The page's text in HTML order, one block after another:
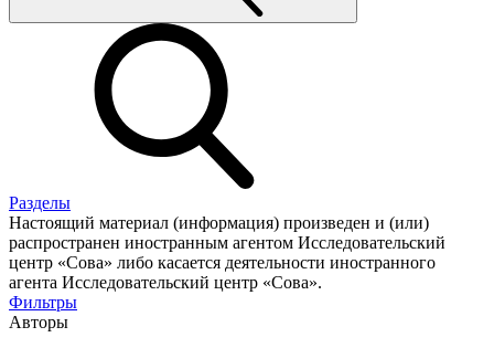
Разделы
Настоящий материал (информация) произведен и (или)
распространен иностранным агентом Исследовательский
центр «Сова» либо касается деятельности иностранного
агента Исследовательский центр «Сова».
Фильтры
Авторы